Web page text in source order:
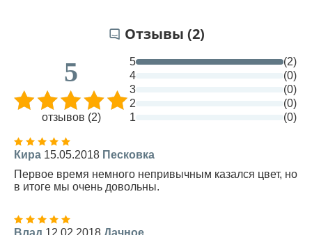
Отзывы (2)
5
отзывов (2)
5
(2)
4
(0)
3
(0)
2
(0)
1
(0)
Кира 15.05.2018 Песковка
Первое время немного непривычным казался цвет, но
в итоге мы очень довольны.
Влад 12.02.2018 Дачное